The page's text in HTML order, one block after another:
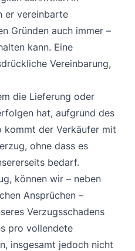
er vereinbarte
Gründen auch immer –
kann. Eine
Vereinbarung,
die Lieferung oder
hat, aufgrund des
kommt der Verkäufer mit
ohne dass es
bedarf.
können wir – neben
Ansprüchen –
Verzugsschadens
pro vollendete
insgesamt jedoch nicht